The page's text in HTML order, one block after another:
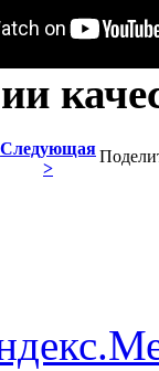
Следующая
>